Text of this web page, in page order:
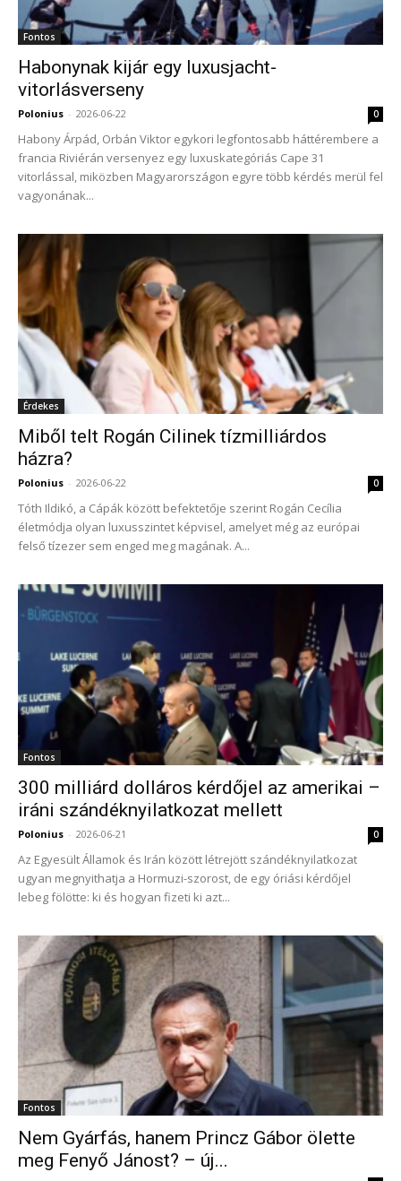
Fontos
Habonynak kijár egy luxusjacht-
vitorlásverseny
Polonius - 2026-06-22 0
Habony Árpád, Orbán Viktor egykori legfontosabb háttérembere a
francia Riviérán versenyez egy luxuskategóriás Cape 31
vitorlással, miközben Magyarországon egyre több kérdés merül fel
vagyonának...
Érdekes
Miből telt Rogán Cilinek tízmilliárdos
házra?
Polonius - 2026-06-22 0
Tóth Ildikó, a Cápák között befektetője szerint Rogán Cecília
életmódja olyan luxusszintet képvisel, amelyet még az európai
felső tízezer sem enged meg magának. A...
Fontos
300 milliárd dolláros kérdőjel az amerikai –
iráni szándéknyilatkozat mellett
Polonius - 2026-06-21 0
Az Egyesült Államok és Irán között létrejött szándéknyilatkozat
ugyan megnyithatja a Hormuzi-szorost, de egy óriási kérdőjel
lebeg fölötte: ki és hogyan fizeti ki azt...
Fontos
Nem Gyárfás, hanem Princz Gábor ölette
meg Fenyő Jánost? – új...